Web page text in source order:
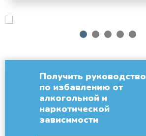
1 2 3 4 5
Получить руководство
по избавлению от
алкогольной и
наркотической
зависимости